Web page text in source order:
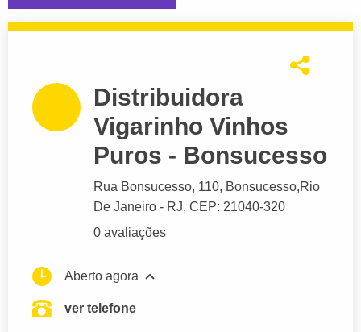
Distribuidora
Vigarinho Vinhos
Puros - Bonsucesso
Rua Bonsucesso, 110, Bonsucesso,Rio
De Janeiro - RJ, CEP: 21040-320
0 avaliações
Aberto agora
ver telefone